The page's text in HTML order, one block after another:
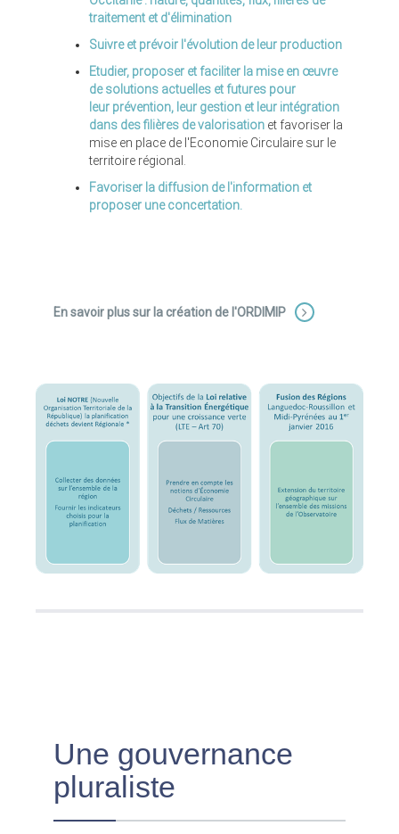
traitement et d'élimination
Suivre et prévoir l'évolution de leur production
Etudier, proposer et faciliter la mise en œuvre
de solutions actuelles et futures pour
leur prévention, leur gestion et leur intégration
dans des filières de valorisation et favoriser la
mise en place de l'Economie Circulaire sur le
territoire régional.
Favoriser la diffusion de l'information et
proposer une concertation.
En savoir plus sur la création de l'ORDIMIP
Une gouvernance
pluraliste